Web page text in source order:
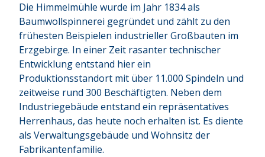
Die Himmelmühle wurde im Jahr 1834 als
Baumwollspinnerei gegründet und zählt zu den
frühesten Beispielen industrieller Großbauten im
Erzgebirge. In einer Zeit rasanter technischer
Entwicklung entstand hier ein
Produktionsstandort mit über 11.000 Spindeln und
zeitweise rund 300 Beschäftigten. Neben dem
Industriegebäude entstand ein repräsentatives
Herrenhaus, das heute noch erhalten ist. Es diente
als Verwaltungsgebäude und Wohnsitz der
Fabrikantenfamilie.